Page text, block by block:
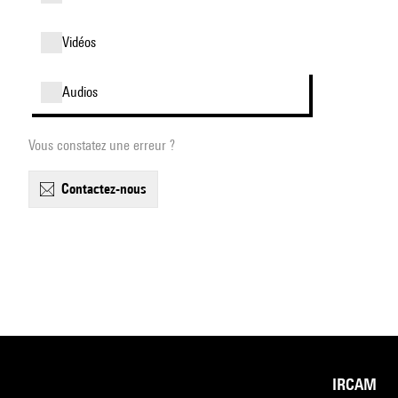
vidéos
audios
Vous constatez une erreur ?
contactez-nous
IRCAM